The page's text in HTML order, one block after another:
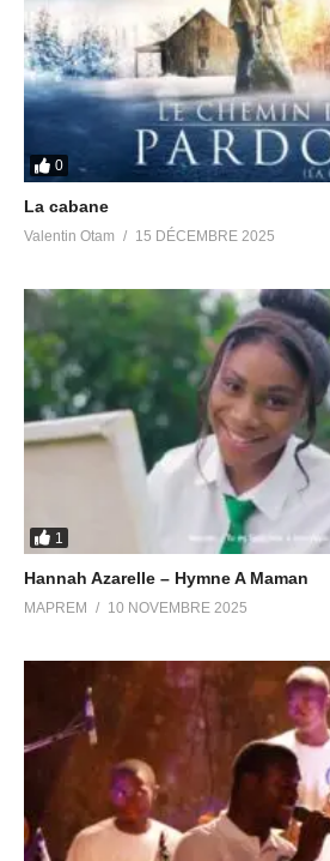
0
La cabane
Valentin Otam 15 DÉCEMBRE 2025
1
Hannah Azarelle – Hymne A Maman
MAPREM 10 NOVEMBRE 2025